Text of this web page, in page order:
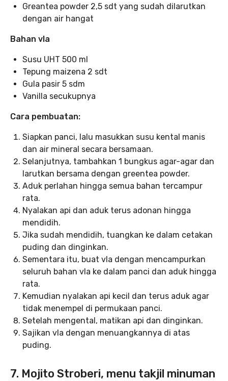
Greantea powder 2,5 sdt yang sudah dilarutkan
dengan air hangat
Bahan vla
Susu UHT 500 ml
Tepung maizena 2 sdt
Gula pasir 5 sdm
Vanilla secukupnya
Cara pembuatan:
Siapkan panci, lalu masukkan susu kental manis
dan air mineral secara bersamaan.
Selanjutnya, tambahkan 1 bungkus agar-agar dan
larutkan bersama dengan greentea powder.
Aduk perlahan hingga semua bahan tercampur
rata.
Nyalakan api dan aduk terus adonan hingga
mendidih.
Jika sudah mendidih, tuangkan ke dalam cetakan
puding dan dinginkan.
Sementara itu, buat vla dengan mencampurkan
seluruh bahan vla ke dalam panci dan aduk hingga
rata.
Kemudian nyalakan api kecil dan terus aduk agar
tidak menempel di permukaan panci.
Setelah mengental, matikan api dan dinginkan.
Sajikan vla dengan menuangkannya di atas
puding.
7. Mojito Stroberi, menu takjil minuman